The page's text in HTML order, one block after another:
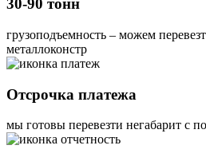
30-90 тонн
грузоподъемность – можем
металлоконстр
Отсрочка платежа
мы готовы перевезти негабарит с